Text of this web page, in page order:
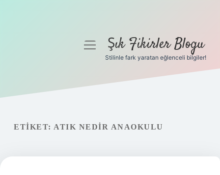
Gizlilik Politikası
menüyüŞık Fikirler Blogu
Stilinle fark yaratan eğlenceli bilgiler!
ETIKET: ATIK NEDIR ANAOKULU